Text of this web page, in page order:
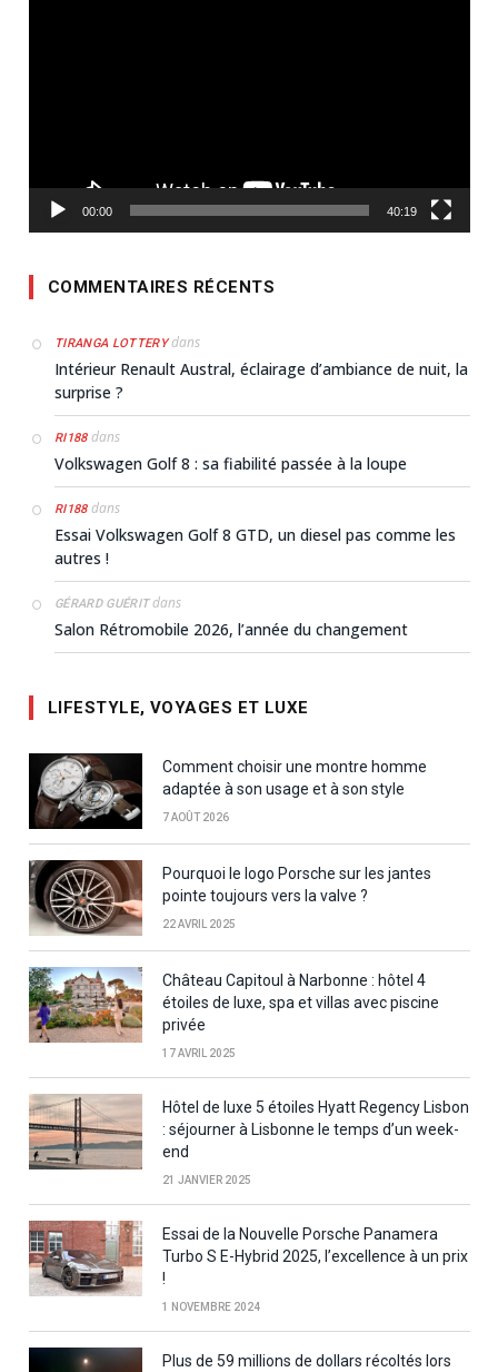
00:00 40:19
COMMENTAIRES RÉCENTS
TIRANGA LOTTERYdans
Intérieur Renault Austral, éclairage d’ambiance de nuit, la
surprise ?
RI188dans
Volkswagen Golf 8 : sa fiabilité passée à la loupe
RI188dans
Essai Volkswagen Golf 8 GTD, un diesel pas comme les
autres !
GÉRARD GUÉRITdans
Salon Rétromobile 2026, l’année du changement
LIFESTYLE, VOYAGES ET LUXE
Comment choisir une montre homme
adaptée à son usage et à son style
7 AOÛT 2026
Pourquoi le logo Porsche sur les jantes
pointe toujours vers la valve ?
22 AVRIL 2025
Château Capitoul à Narbonne : hôtel 4
étoiles de luxe, spa et villas avec piscine
privée
17 AVRIL 2025
Hôtel de luxe 5 étoiles Hyatt Regency Lisbon
: séjourner à Lisbonne le temps d’un week-
end
21 JANVIER 2025
Essai de la Nouvelle Porsche Panamera
Turbo S E-Hybrid 2025, l’excellence à un prix
!
1 NOVEMBRE 2024
Plus de 59 millions de dollars récoltés lors